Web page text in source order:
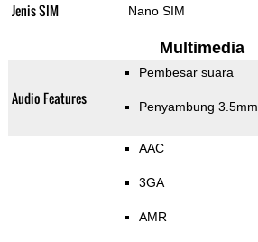
Jenis SIM Nano SIM
Multimedia
Audio Features
Pembesar suara
Penyambung 3.5mm
AAC
3GA
AMR